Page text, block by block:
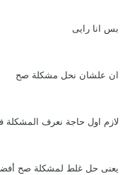
بس انا رايى
ان علشان نحل مشكلة صح
لازم اول حاجة نعرف المشكلة
يعنى حل غلط لمشكلة صح